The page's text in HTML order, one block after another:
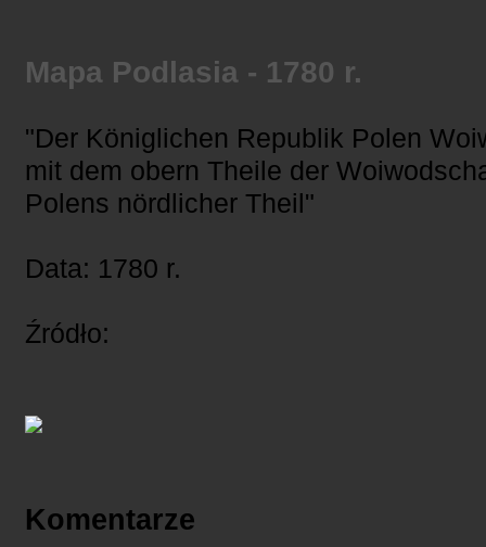
Mapa Podlasia - 1780 r.
"Der Königlichen Republik Polen
mit dem obern Theile der
Polens nördlicher Theil"
Data: 1780 r.
Źródło:
Komentarze